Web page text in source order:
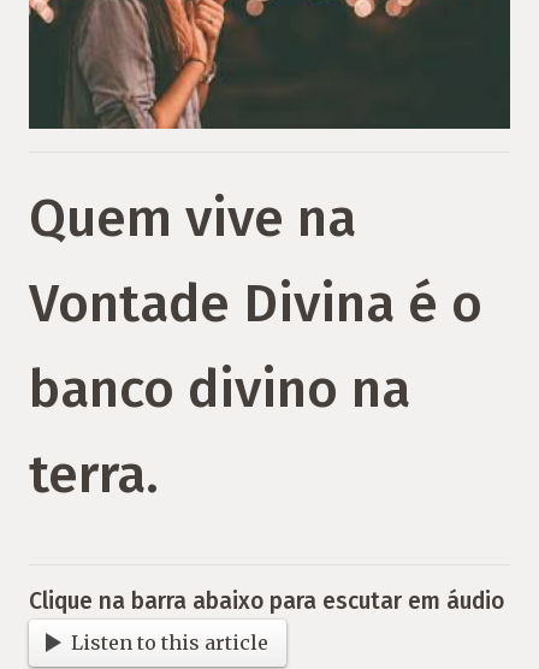
Quem vive na
Vontade Divina é o
banco divino na
terra.
Clique na barra abaixo para escutar em áudio
Listen to this article